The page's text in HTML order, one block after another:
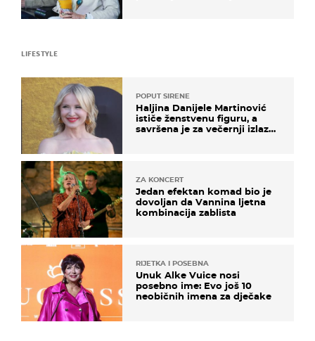
LIFESTYLE
POPUT SIRENE
Haljina Danijele Martinović
ističe ženstvenu figuru, a
savršena je za večernji izlazak
ZA KONCERT
Jedan efektan komad bio je
dovoljan da Vannina ljetna
kombinacija zablista
RIJETKA I POSEBNA
Unuk Alke Vuice nosi
posebno ime: Evo još 10
neobičnih imena za dječake